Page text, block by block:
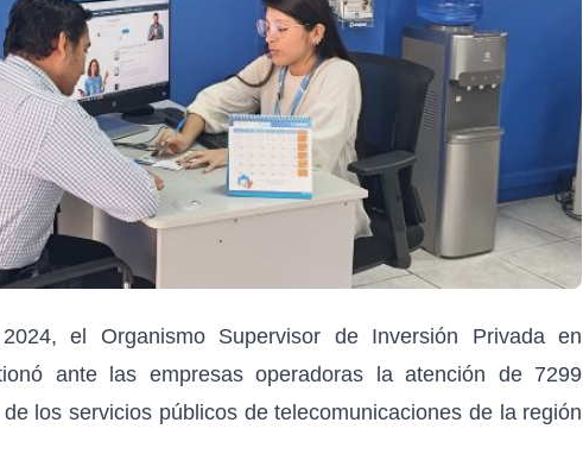
el Organismo Supervisor de Inversión Privada en
ante las empresas operadoras la atención de 7299
los servicios públicos de telecomunicaciones de la región